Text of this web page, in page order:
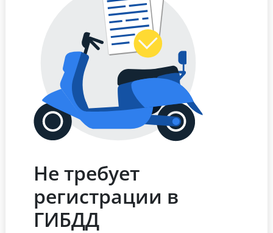
Не требует
регистрации в
ГИБДД